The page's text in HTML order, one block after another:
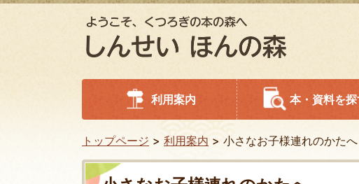
利用案内 本・資料を探
トップページ 利用案内 小さなお子様連れのかたへ